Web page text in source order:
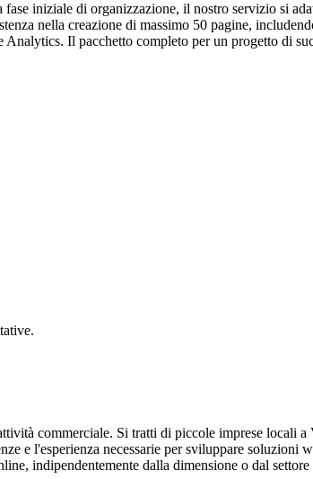
iniziale di organizzazione, il nostro servizio si
nella creazione di massimo 50 pagine,
Il pacchetto completo per un progetto di
commerciale. Si tratti di piccole imprese locali
e l'esperienza necessarie per sviluppare soluzioni
indipendentemente dalla dimensione o dal